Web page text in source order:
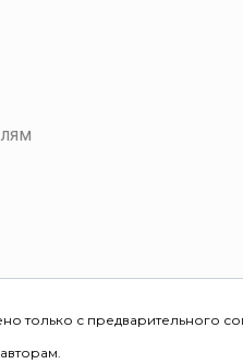
только с предварительного